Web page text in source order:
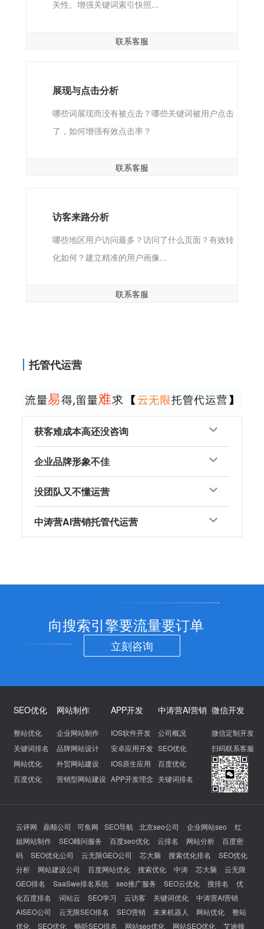
关性、增强关键词索引快照...
联系客服
展现与点击分析
哪些词展现而没有被点击？哪些关键词被用户点击
了，如何增强有效点击率？
联系客服
访客来路分析
哪些地区用户访问最多？访问了什么页面？有效转
化如何？建立精准的用户画像...
联系客服
托管代运营
获客难成本高还没咨询
企业品牌形象不佳
没团队又不懂运营
中涛营AI营销托管代运营
向搜索引擎要流量要订单
立刻咨询
SEO优化
整站优化
关键词排名
网站优化
百度优化
网站制作
企业网站制作
品牌网站设计
外贸网站建设
营销型网站建设
APP开发
IOS软件开发
安卓应用开发
IOS原生应用
APP开发理念
中涛营AI营销
公司概况
SEO优化
百度优化
关键词排名
微信开发
微信定制开发
扫码联系客服
云评网 鼎顺公司 可鱼网 SEO导航 北京seo公司 企业网站seo
红
姐网站制作
SEO顾问服务 百度seo优化 云排名 网站分析
百度密
码
SEO优化公司 云无限GEO公司 芯大脑 搜索优化排名
SEO优化
分析
网站建设公司 百度网站优化 搜索优化 中涛 芯大脑
云无限
GEO排名
SaaSwe排名系统 seo推广服务 SEO云优化 搜排名
优
化百度排名
词站云 SEO学习 云访客 关键词优化
中涛营AI营销
AISEO公司
云无限SEO排名 SEO营销 未来机器人 网站优化
整站
优化
SEO优化 畅听SEO排名 网站seo优化 网站SEO优化 艾迪顿